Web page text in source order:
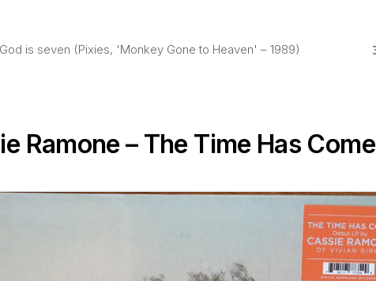
is seven (Pixies, 'Monkey Gone to Heaven' – 1989)
Ramone – The Time Has Come